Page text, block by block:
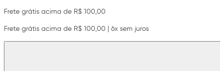
Frete grátis acima de R$ 100,00
Frete grátis acima de R$ 100,00 | 6x sem juros